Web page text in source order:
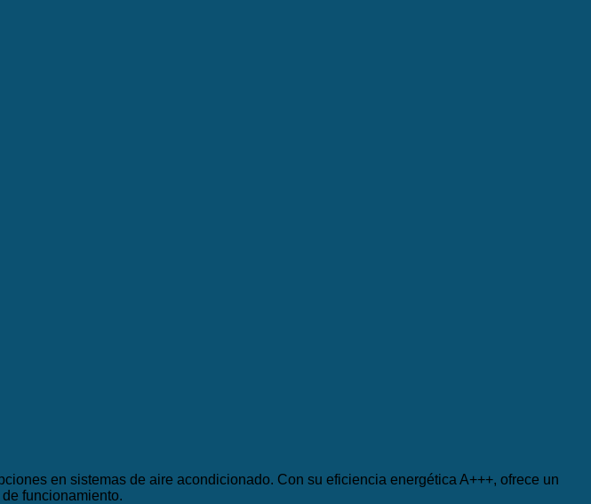
en sistemas de aire acondicionado. Con su eficiencia energética A+++, ofrece un
funcionamiento.